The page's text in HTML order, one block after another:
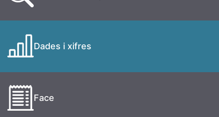
Dades i xifres
Face